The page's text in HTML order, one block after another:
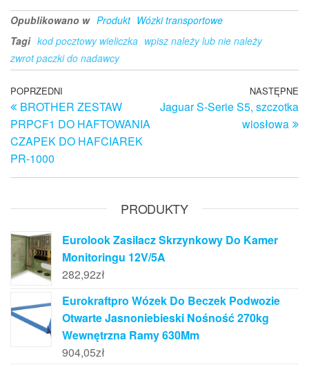
Opublikowano w Produkt Wózki transportowe
Tagi kod pocztowy wieliczka wpisz należy lub nie należy
zwrot paczki do nadawcy
Nawigacja
wpisu
Poprzedni
wpis
POPRZEDNI
BROTHER ZESTAW
PRPCF1 DO HAFTOWANIA
CZAPEK DO HAFCIAREK
PR-1000
NASTĘPNE
Jaguar S-Serie S5, szczotka
wiosłowa
PRODUKTY
Eurolook Zasilacz Skrzynkowy Do Kamer
Monitoringu 12V/5A
282,92zł
Eurokraftpro Wózek Do Beczek Podwozie
Otwarte Jasnoniebieski Nośność 270kg
Wewnętrzna Ramy 630Mm
904,05zł